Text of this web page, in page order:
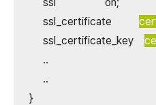
ssl_certificate
ssl_certificate_key
..
..
}